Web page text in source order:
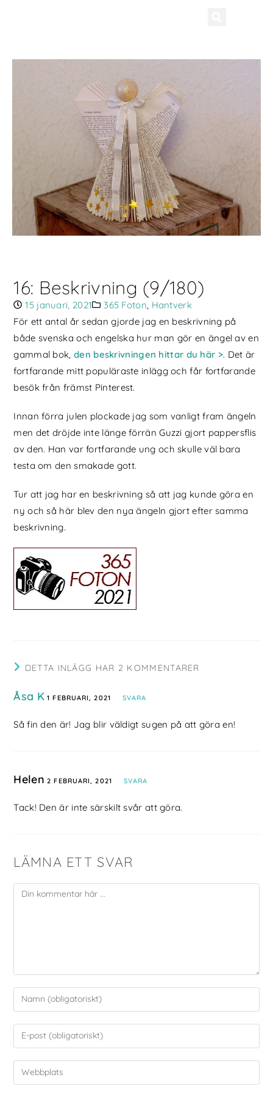
16: Beskrivning (9/180)
15 januari, 2021 365 Foton, Hantverk
För ett antal år sedan gjorde jag en beskrivning på
både svenska och engelska hur man gör en ängel av en
gammal bok, den beskrivningen hittar du här >. Det är
fortfarande mitt populäraste inlägg och får fortfarande
besök från främst Pinterest.
Innan förra julen plockade jag som vanligt fram ängeln
men det dröjde inte länge förrän Guzzi gjort pappersflis
av den. Han var fortfarande ung och skulle väl bara
testa om den smakade gott.
Tur att jag har en beskrivning så att jag kunde göra en
ny och så här blev den nya ängeln gjort efter samma
beskrivning.
DETTA INLÄGG HAR 2 KOMMENTARER
Åsa K 1 FEBRUARI, 2021 SVARA
Så fin den är! Jag blir väldigt sugen på att göra en!
Helen 2 FEBRUARI, 2021 SVARA
Tack! Den är inte särskilt svår att göra.
LÄMNA ETT SVAR